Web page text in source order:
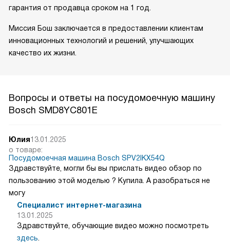
гарантия от продавца сроком на 1 год.
Миссия Бош заключается в предоставлении клиентам
инновационных технологий и решений, улучшающих
качество их жизни.
Вопросы и ответы на посудомоечную машину
Bosch SMD8YC801E
Юлия13.01.2025
о товаре:
Посудомоечная машина Bosch SPV2IKX54Q
Здравствуйте, могли бы вы прислать видео обзор по
пользованию этой моделью ? Купила. А разобраться не
могу
Специалист интернет-магазина
13.01.2025
Здравствуйте, обучающие видео можно посмотреть
здесь.